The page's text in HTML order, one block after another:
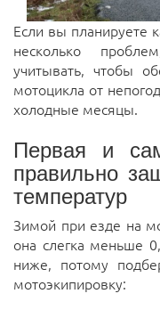
Если вы планируете
несколько
учитывать, чтобы
мотоцикла от
холодные месяцы.
Первая и
правильно
температур
Зимой при езде на
она слегка меньше
ниже, потому
мотоэкипировку: